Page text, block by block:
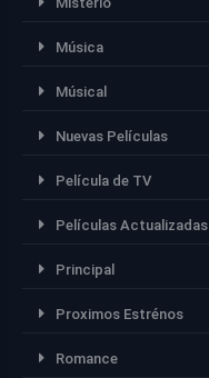
Música
Músical
Nuevas Películas
Película de TV
Películas Actualizadas
Principal
Proximos Estrénos
Romance